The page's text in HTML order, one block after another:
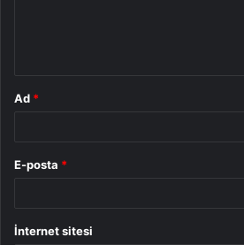
Ad *
E-posta *
İnternet sitesi